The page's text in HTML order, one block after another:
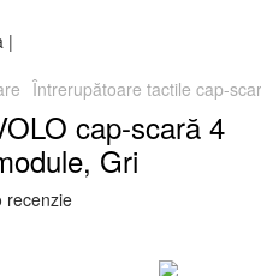
Întrerupătoare tactile cap-
cap-scară 4
Gri
recenzie